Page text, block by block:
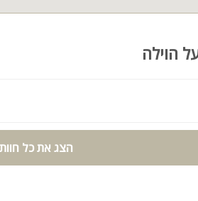
וחל איסור להכניס למתחם מערכות
הוילה
הצג את כל